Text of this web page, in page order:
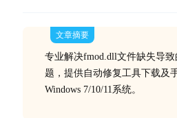
文章摘要
专业解决fmod.dll文件缺失导
题，提供自动修复工具下载及
Windows 7/10/11系统。